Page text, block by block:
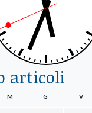
articoli
M G V